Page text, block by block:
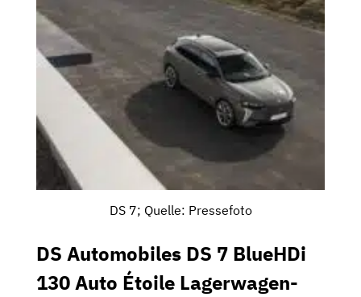
DS 7; Quelle: Pressefoto
DS Automobiles DS 7 BlueHDi
130 Auto Étoile Lagerwagen-